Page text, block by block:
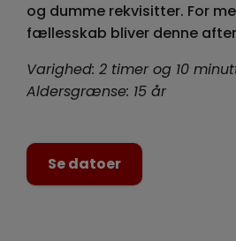
og dumme rekvisitter. For
fællesskab bliver denne
Varighed: 2 timer og 10
Aldersgrænse: 15 år
Se datoer